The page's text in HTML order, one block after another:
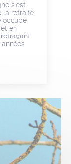
s’est
la retraite.
occupe
en